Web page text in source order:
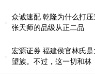
众诚速配 乾隆为什么打
张天师的品级从正二品
宏源证券 福建侯官林氏
望族。不过，这一切和林